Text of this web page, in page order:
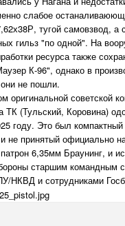
слабое
тугой самовзвод, а
гильз "по одной". На
ресурса также
К-96", однако в
не пошли.
оригинальной советской
ТК (Тульский, Коровина)
году. Это был
не принятый официально
6,35мм Браунинг, и
старшим командным
НКВД и сотрудниками